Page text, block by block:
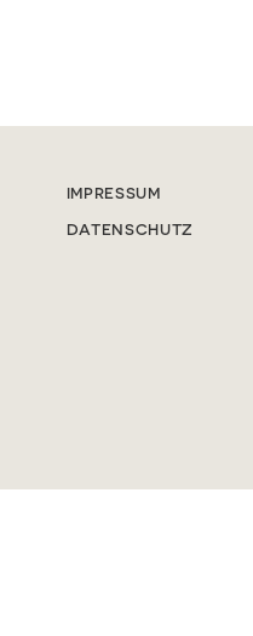
IMPRESSUM
DATENSCHUTZ